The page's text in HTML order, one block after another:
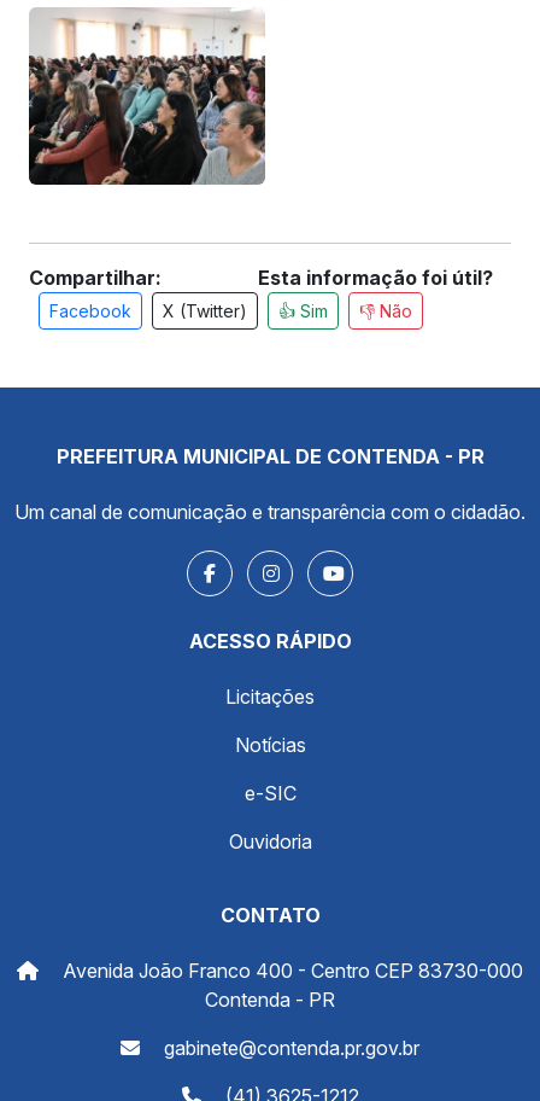
Compartilhar:
Facebook X (Twitter)
Esta informação foi útil?
👍 Sim 👎 Não
PREFEITURA MUNICIPAL DE CONTENDA - PR
Um canal de comunicação e transparência com o cidadão.
ACESSO RÁPIDO
Licitações
Notícias
e-SIC
Ouvidoria
CONTATO
Avenida João Franco 400 - Centro CEP 83730-000
Contenda - PR
gabinete@contenda.pr.gov.br